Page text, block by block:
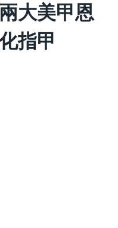
大美甲恩
指甲